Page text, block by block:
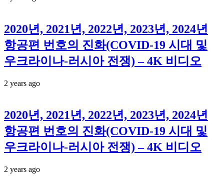
2020년, 2021년, 2022년, 2023년, 2024년
항공편 번호의 진화(COVID-19 시대 및
우크라이나-러시아 전쟁) – 4K 비디오
2 years ago
2020년, 2021년, 2022년, 2023년, 2024년
항공편 번호의 진화(COVID-19 시대 및
우크라이나-러시아 전쟁) – 4K 비디오
2 years ago